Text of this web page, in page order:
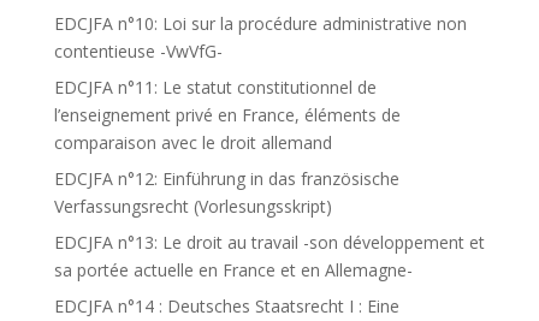
EDCJFA n°10: Loi sur la procédure administrative non
contentieuse -VwVfG-
EDCJFA n°11: Le statut constitutionnel de
l’enseignement privé en France, éléments de
comparaison avec le droit allemand
EDCJFA n°12: Einführung in das französische
Verfassungsrecht (Vorlesungsskript)
EDCJFA n°13: Le droit au travail -son développement et
sa portée actuelle en France et en Allemagne-
EDCJFA n°14 : Deutsches Staatsrecht I : Eine